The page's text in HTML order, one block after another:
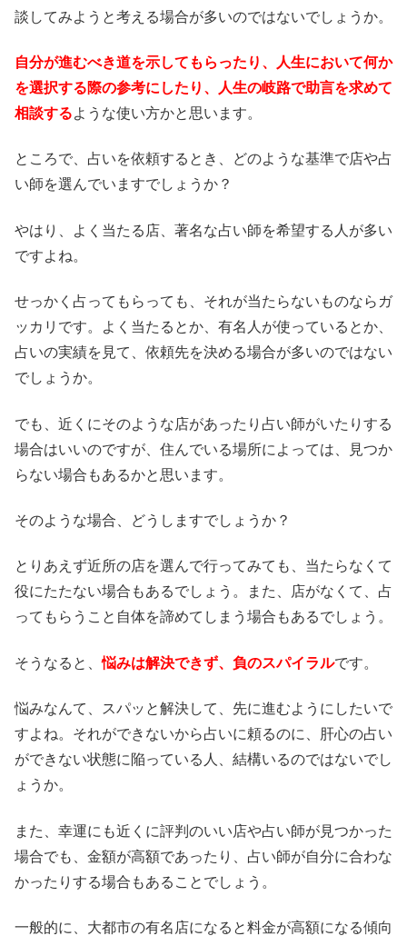
談してみようと考える場合が多いのではないでしょうか。
自分が進むべき道を示してもらったり、人生において何か
を選択する際の参考にしたり、人生の岐路で助言を求めて
相談するような使い方かと思います。
ところで、占いを依頼するとき、どのような基準で店や占
い師を選んでいますでしょうか？
やはり、よく当たる店、著名な占い師を希望する人が多い
ですよね。
せっかく占ってもらっても、それが当たらないものならガ
ッカリです。よく当たるとか、有名人が使っているとか、
占いの実績を見て、依頼先を決める場合が多いのではない
でしょうか。
でも、近くにそのような店があったり占い師がいたりする
場合はいいのですが、住んでいる場所によっては、見つか
らない場合もあるかと思います。
そのような場合、どうしますでしょうか？
とりあえず近所の店を選んで行ってみても、当たらなくて
役にたたない場合もあるでしょう。また、店がなくて、占
ってもらうこと自体を諦めてしまう場合もあるでしょう。
そうなると、悩みは解決できず、負のスパイラルです。
悩みなんて、スパッと解決して、先に進むようにしたいで
すよね。それができないから占いに頼るのに、肝心の占い
ができない状態に陥っている人、結構いるのではないでし
ょうか。
また、幸運にも近くに評判のいい店や占い師が見つかった
場合でも、金額が高額であったり、占い師が自分に合わな
かったりする場合もあることでしょう。
一般的に、大都市の有名店になると料金が高額になる傾向